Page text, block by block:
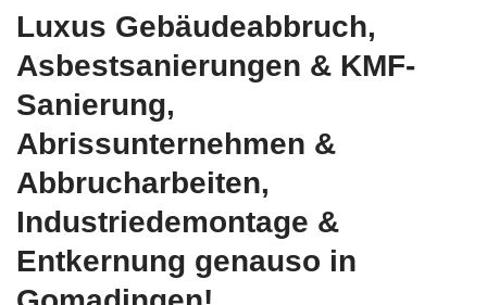
Luxus Gebäudeabbruch,
Asbestsanierungen & KMF-
Sanierung,
Abrissunternehmen &
Abbrucharbeiten,
Industriedemontage &
Entkernung genauso in